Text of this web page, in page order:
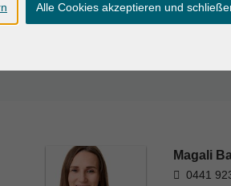
10:45
Magali
0441
Alle Cookies akzeptieren und